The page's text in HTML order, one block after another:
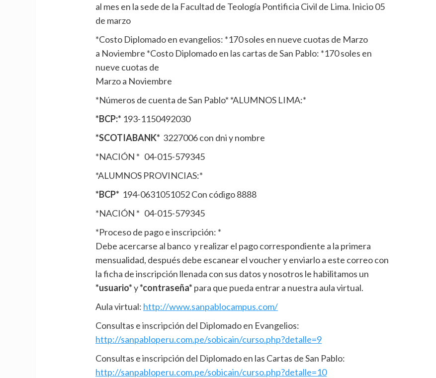
al mes en la sede de la Facultad de Teología Pontificia Civil de Lima. Inicio 05
de marzo
*Costo Diplomado en evangelios: *170 soles en nueve cuotas de Marzo
a Noviembre *Costo Diplomado en las cartas de San Pablo: *170 soles en
nueve cuotas de
Marzo a Noviembre
*Números de cuenta de San Pablo* *ALUMNOS LIMA:*
*BCP:* 193-1150492030
*SCOTIABANK* 3227006 con dni y nombre
*NACIÓN * 04-015-579345
*ALUMNOS PROVINCIAS:*
*BCP* 194-0631051052 Con código 8888
*NACIÓN * 04-015-579345
*Proceso de pago e inscripción: *
Debe acercarse al banco y realizar el pago correspondiente a la primera
mensualidad, después debe escanear el voucher y enviarlo a este correo con
la ficha de inscripción llenada con sus datos y nosotros le habilitamos un
*usuario*y*contraseña* para que pueda entrar a nuestra aula virtual.
Aula virtual: http://www.sanpablocampus.com/
Consultas e inscripción del Diplomado en Evangelios:
http://sanpabloperu.com.pe/sobicain/curso.php?detalle=9
Consultas e inscripción del Diplomado en las Cartas de San Pablo:
http://sanpabloperu.com.pe/sobicain/curso.php?detalle=10